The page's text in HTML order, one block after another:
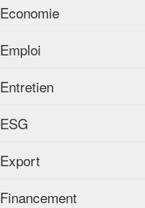
Economie
Emploi
Entretien
ESG
Export
Financement